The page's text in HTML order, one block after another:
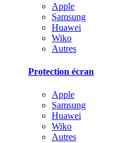
Apple
Samsung
Huawei
Wiko
Autres
Protection écran
Apple
Samsung
Huawei
Wiko
Autres